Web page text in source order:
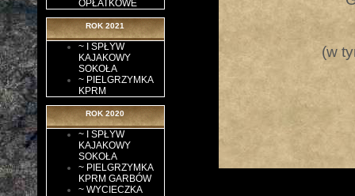
OPŁATKOWE
ROK 2021
~ I SPŁYW
KAJAKOWY
SOKOŁA
~ PIELGRZYMKA
KPRM
ROK 2020
~ I SPŁYW
KAJAKOWY
SOKOŁA
~ PIELGRZYMKA
KPRM GARBÓW
~ WYCIECZKA
(w